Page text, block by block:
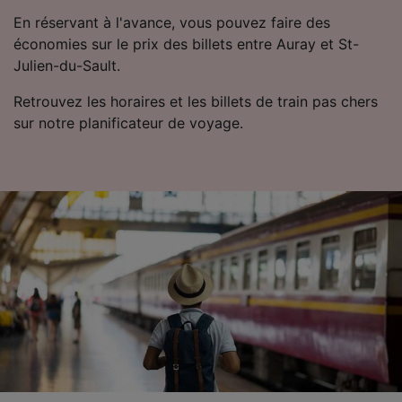
En réservant à l'avance, vous pouvez faire des
économies sur le prix des billets entre Auray et St-
Julien-du-Sault.
Retrouvez les horaires et les billets de train pas chers
sur notre planificateur de voyage.
de traçage si vous nous avez demandé de ne
pas vous tracer.
Nos équipes ainsi que nos partenaires
externes, traitent des données selon les
finalités suivantes :
Utiliser des données de géolocalisation
l’identification. Stocker et/ou accéder à des
informations sur un appareil. Publicités et
contenu personnalisés, mesure de
performance des publicités et du contenu,
études d’audience et développement de
services.
Liste de nos partenaires (fournisseurs)